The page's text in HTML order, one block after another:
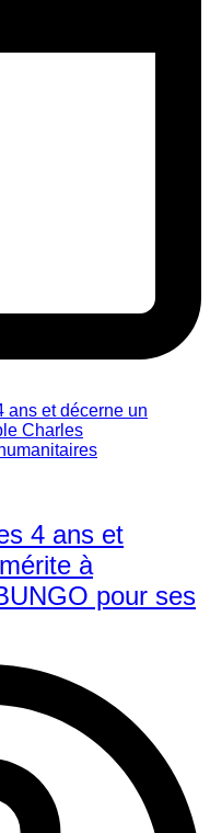
4 ans et
à
pour ses